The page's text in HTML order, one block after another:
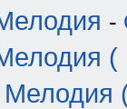
-
(